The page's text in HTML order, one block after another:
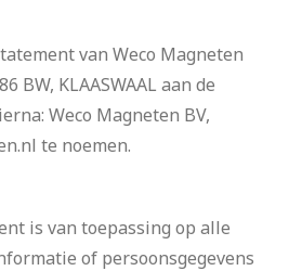
van Weco Magneten
BW, KLAASWAAL aan de
Weco Magneten BV,
te noemen.
is van toepassing op alle
of persoonsgegevens